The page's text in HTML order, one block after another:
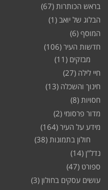
בראש הכותרות (67)
הבלוג של יואב (1)
המוסף (6)
חדשות העיר (106)
מבזקים (11)
חיי לילה (27)
חינוך והשכלה (13)
חסויות (8)
מדור פרסומי (2)
מידע על העיר (164)
חולון בתמונות (38)
נדל"ן (14)
ספורט (47)
עושים עסקים בחולון (3)